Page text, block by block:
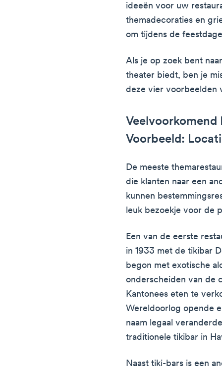
ideeën voor uw
themadecoraties en
om tijdens de
Als je op zoek bent
theater biedt, ben je
deze vier voorbeelden
Veelvoorkomend
Voorbeeld:
De meeste
die klanten naar een
kunnen
leuk bezoekje voor de
Een van de eerste
in 1933 met de tikibar
begon met exotische
onderscheiden van de
Kantonees eten te
Wereldoorlog opende
naam legaal
traditionele tikibar in
Naast tiki-bars is een